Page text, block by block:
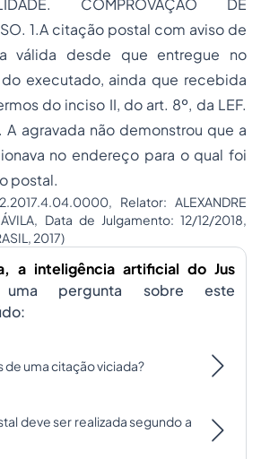
COMPROVAÇÃO DE
1.A citação postal com aviso de
válida desde que entregue no
executado, ainda que recebida
do inciso II, do art. 8º, da LEF.
A agravada não demonstrou que a
no endereço para o qual foi
postal.
Relator: ALEXANDRE
ÁVILA, Data de Julgamento: 12/12/2018,
2017)
a inteligência artificial do Jus
uma pergunta sobre este
de uma citação viciada?
deve ser realizada segundo a